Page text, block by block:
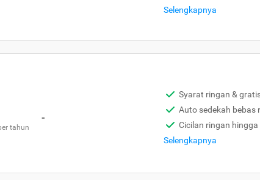
Selengkapnya
tahun
-
Syarat ringan &
Auto sedekah bebas
Cicilan ringan hingga
Selengkapnya